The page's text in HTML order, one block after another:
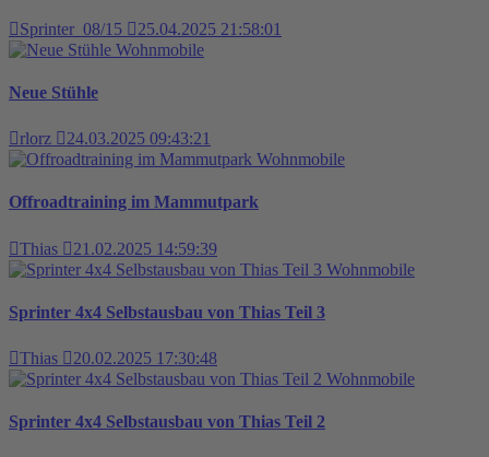
Sprinter_08/15
25.04.2025 21:58:01
Wohnmobile
Neue Stühle
rlorz
24.03.2025 09:43:21
Wohnmobile
Offroadtraining im Mammutpark
Thias
21.02.2025 14:59:39
Wohnmobile
Sprinter 4x4 Selbstausbau von Thias Teil 3
Thias
20.02.2025 17:30:48
Wohnmobile
Sprinter 4x4 Selbstausbau von Thias Teil 2